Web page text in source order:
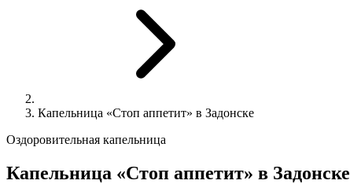
Капельница «Стоп аппетит» в Задонске
Оздоровительная капельница
Капельница «Стоп аппетит» в Задонске